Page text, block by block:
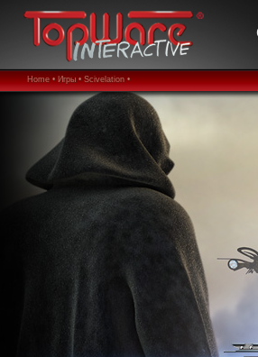
Home • Игры • Scivelation •